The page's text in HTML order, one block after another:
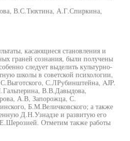
В.С.Тюхтина, А.Г.Спиркина,
касающиеся становления и
граней сознания, были получены
следует выделить культурно-
школы в советской психологии,
С.ЛРубинштейна, AJP.
В.В.Давыдова,
А.В, Запорожца, С.
Б.М.Величковского; а также
Д.Н.Узнадзе и развитую его
Отметим также работы